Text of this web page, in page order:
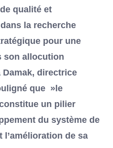
qualité et
la recherche
pour une
son allocution
Damak, directrice
que »le
un pilier
du système de
de sa